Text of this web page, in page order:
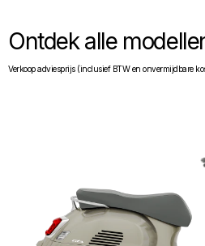
Ontdek alle
Verkoop adviesprijs (inclusief BTW en onvermijdbare